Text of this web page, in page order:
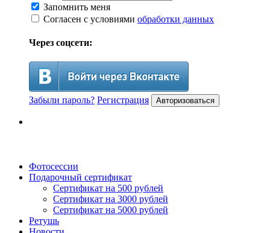
Запомнить меня
Согласен с условиями обработки данных
Через соцсети:
Забыли пароль? Регистрация Авторизоваться
Фотосессии
Подарочный сертификат
Сертификат на 500 рублей
Сертификат на 3000 рублей
Сертификат на 5000 рублей
Ретушь